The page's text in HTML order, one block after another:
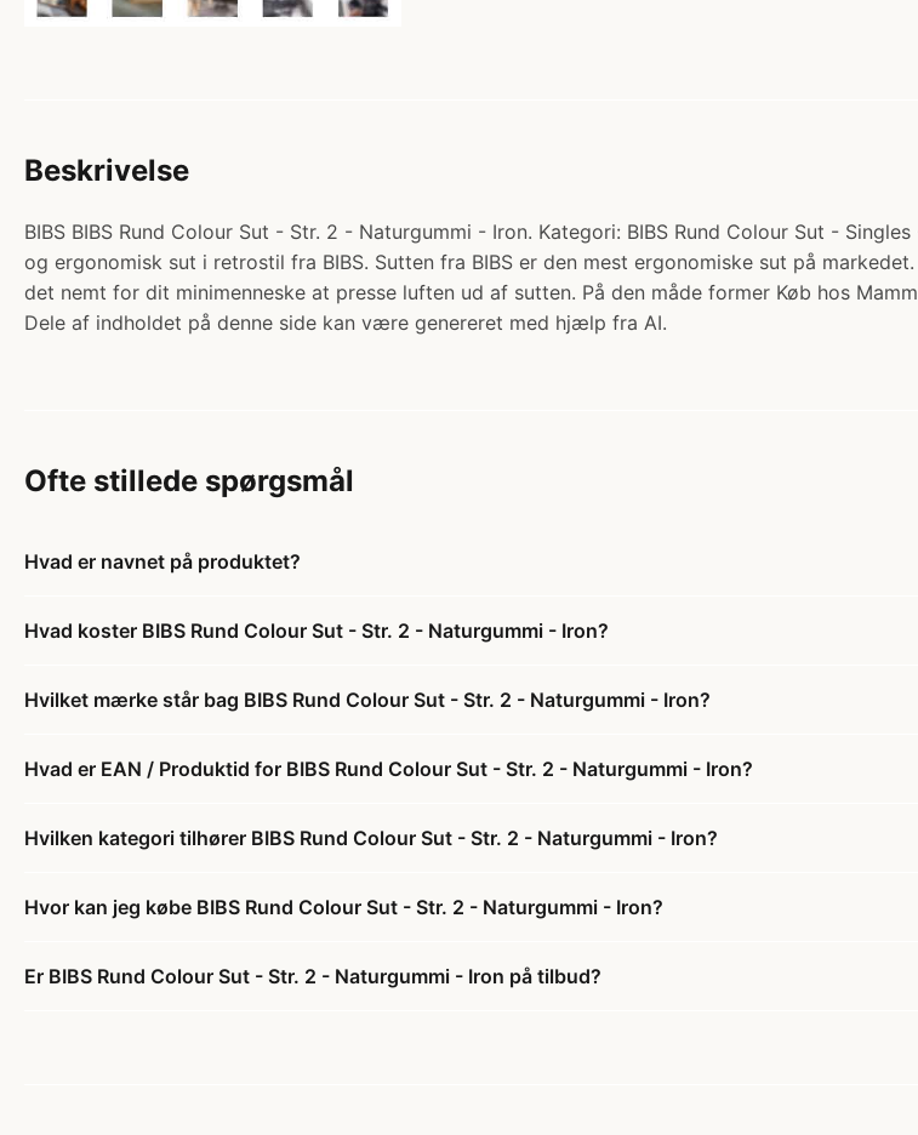
Beskrivelse
BIBS BIBS Rund Colour Sut - Str. 2 - Naturgummi - Iron. Kategori: BIBS Rund Colour Sut -
og ergonomisk sut i retrostil fra BIBS. Sutten fra BIBS er den mest ergonomiske sut på
det nemt for dit minimenneske at presse luften ud af sutten. På den måde former Køb hos
Dele af indholdet på denne side kan være genereret med hjælp fra AI.
Ofte stillede spørgsmål
Hvad er navnet på produktet?
Hvad koster BIBS Rund Colour Sut - Str. 2 - Naturgummi - Iron?
Hvilket mærke står bag BIBS Rund Colour Sut - Str. 2 - Naturgummi - Iron?
Hvad er EAN / Produktid for BIBS Rund Colour Sut - Str. 2 - Naturgummi - Iron?
Hvilken kategori tilhører BIBS Rund Colour Sut - Str. 2 - Naturgummi - Iron?
Hvor kan jeg købe BIBS Rund Colour Sut - Str. 2 - Naturgummi - Iron?
Er BIBS Rund Colour Sut - Str. 2 - Naturgummi - Iron på tilbud?